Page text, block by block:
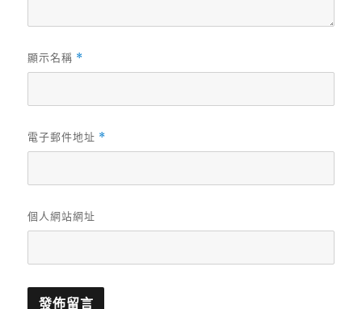
顯示名稱 *
電子郵件地址 *
個人網站網址